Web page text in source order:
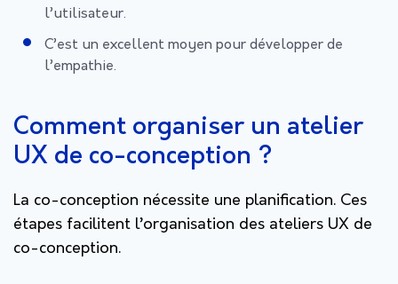
l’utilisateur.
C’est un excellent moyen pour développer de
l’empathie.
Comment organiser un atelier
UX de co-conception ?
La co-conception nécessite une planification. Ces
étapes facilitent l’organisation des ateliers UX de
co-conception.